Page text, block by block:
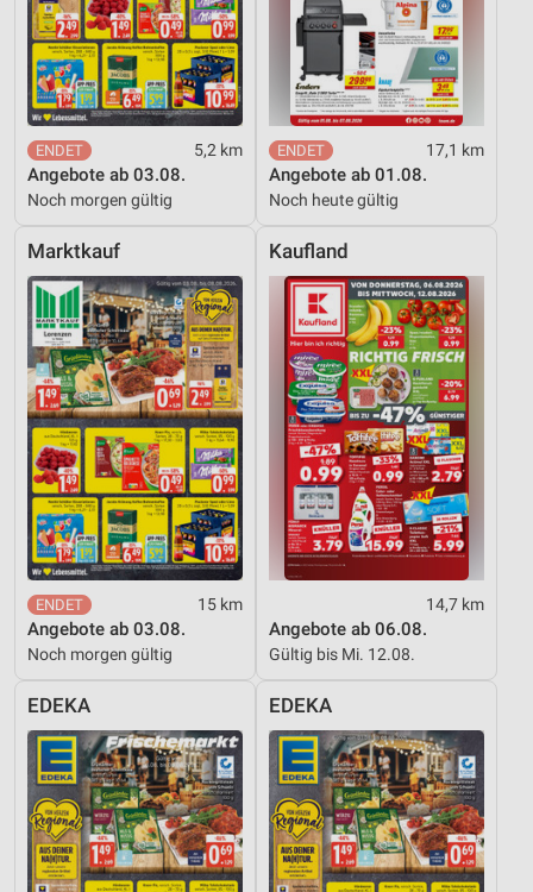
5,2 km
Angebote ab 03.08.
Noch morgen gültig
17,1 km
Angebote ab 01.08.
Noch heute gültig
Marktkauf
15 km
Angebote ab 03.08.
Noch morgen gültig
Kaufland
14,7 km
Angebote ab 06.08.
Gültig bis Mi. 12.08.
EDEKA EDEKA